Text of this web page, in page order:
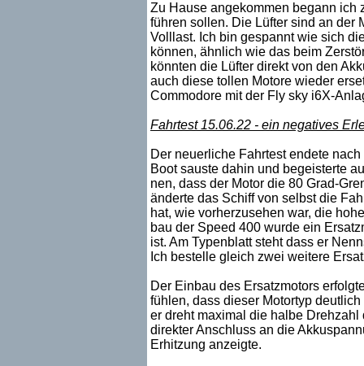
Zu Hause angekommen begann ich
führen sollen. Die Lüfter sind an der
Volllast. Ich bin gespannt wie sich
können, ähnlich wie das beim
könnten die Lüfter direkt von den
auch diese tollen Motore wieder
Commodore mit der Fly sky i6X-
Fahrtest 15.06.22 - ein negatives
Der neuerliche Fahrtest endete
Boot sauste dahin und begeisterte
nen, dass der Motor die 80 Grad-
änderte das Schiff von selbst die
hat, wie vorherzusehen war, die
bau der Speed 400 wurde ein
ist. Am Typenblatt steht dass er
Ich bestelle gleich zwei weitere
Der Einbau des Ersatzmotors
fühlen, dass dieser Motortyp
er dreht maximal die halbe
direkter Anschluss an die
Erhitzung anzeigte.